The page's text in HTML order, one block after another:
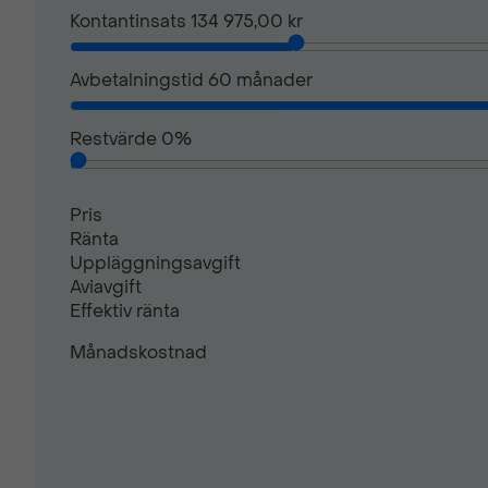
Pixel LED-strålkastare
Regnsensor
Takrails
Trådlös Apple CarPlay
Kontantinsats 134 975,00 kr
Avbetalningstid 60 månader
Restvärde 0%
Pris
Ränta
Uppläggningsavgift
Aviavgift
Effektiv ränta
Månadskostnad